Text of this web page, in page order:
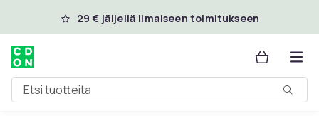
Ohita ja siirry pääsisältöön
29 € jäljellä ilmaiseen toimitukseen
Etsi tuotteita